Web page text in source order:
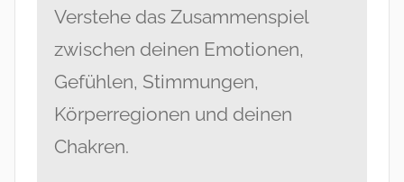
Verstehe das Zusammenspiel
zwischen deinen Emotionen,
Gefühlen, Stimmungen,
Körperregionen und deinen
Chakren.